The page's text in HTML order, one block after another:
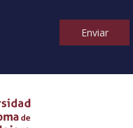
Enviar